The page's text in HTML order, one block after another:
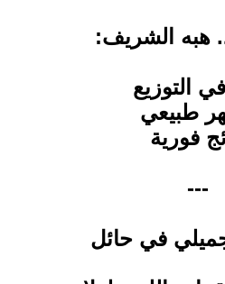
هبه الشريف:
التوزيع
طبيعي
فورية
---
في حائل